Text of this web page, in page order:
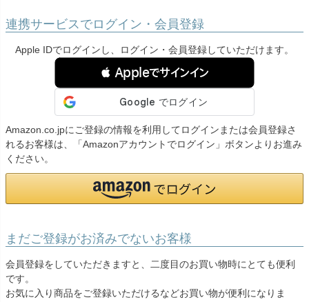
連携サービスでログイン・会員登録
Apple IDでログインし、ログイン・会員登録していただけます。
 Appleでサインイン
Amazon.co.jpにご登録の情報を利用してログインまたは会員登録さ
れるお客様は、「Amazonアカウントでログイン」ボタンよりお進み
ください。
まだご登録がお済みでないお客様
会員登録をしていただきますと、二度目のお買い物時にとても便利
です。
お気に入り商品をご登録いただけるなどお買い物が便利になりま